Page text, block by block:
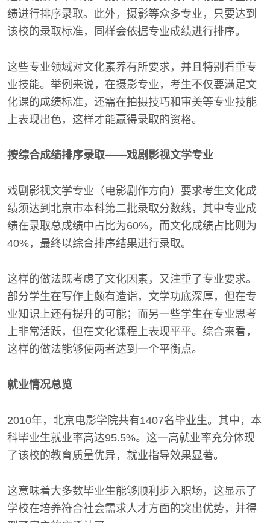
绩进行排序录取。此外，摄影等众多专业，只要达到
该校的录取标准，同样会依据专业成绩进行排序。
这些专业领域对文化素养有所要求，并且特别看重专
业技能。举例来说，在摄影专业，考生不仅要满足文
化课的成绩标准，还需在拍摄技巧和审美等专业技能
上表现出色，这样才能赢得录取的资格。
按综合成绩排序录取——戏剧影视文学专业
戏剧影视文学专业（电影剧作方向）要求考生文化成
绩须达到北京市本科第二批录取分数线，其中专业成
绩在录取总成绩中占比为60%，而文化成绩占比则为
40%，最终以综合排序结果进行录取。
这样的做法既考虑了文化因素，又注重了专业要求。
部分学生在写作上颇有造诣，文学功底深厚，但在专
业知识上还有提升的可能；而另一些学生在专业思考
上非常活跃，但在文化课程上表现平平。综合来看，
这样的做法能够使两者达到一个平衡点。
就业情况总览
2010年，北京电影学院共有1407名毕业生。其中，本
科毕业生就业率高达95.5%。这一高就业率充分体现
了该校的教育质量优异，就业指导效果显著。
这意味着大多数毕业生能够顺利步入职场，这显示了
学校在培养符合社会需求人才方面的突出优势，并得